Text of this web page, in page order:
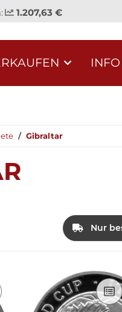
1.207,63 €
INFO
Gibraltar
Nur